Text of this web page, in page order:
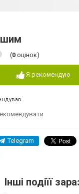
(0 оцінок)
Я рекомендую
Telegram
Інші подіїї